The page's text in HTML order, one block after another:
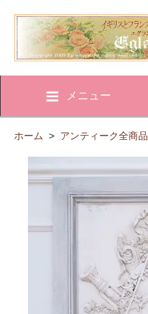
メニュー
ホーム > アンティーク全商品